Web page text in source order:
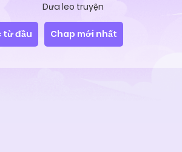
Dưa leo truyện
từ đầu Chap mới nhất